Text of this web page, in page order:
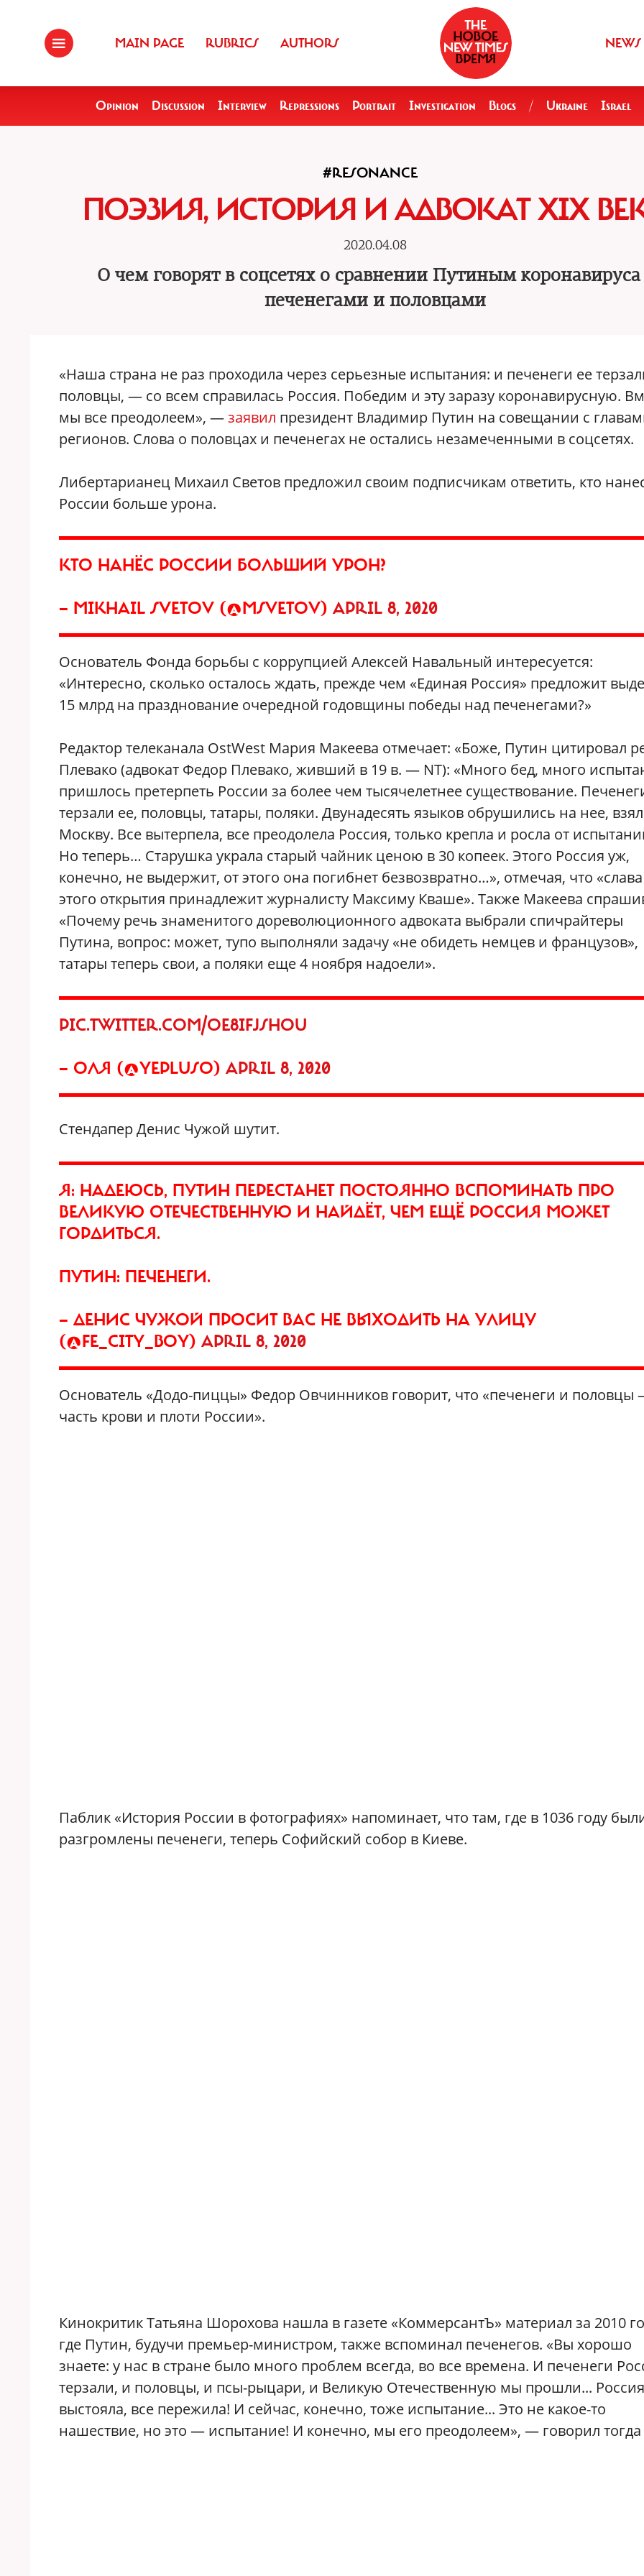
MAIN PAGE RUBRICS AUTHORS NEWS
Opinion Discussion Interview Repressions Portrait Investigation Blogs / Ukraine Israel
#RESONANCE
ПОЭЗИЯ, ИСТОРИЯ И АДВОКАТ XIX
2020.04.08
О чем говорят в соцсетях о сравнении Путиным коронавируса
печенегами и половцами
«Наша страна не раз проходила через серьезные испытания: и печенеги ее
половцы, — со всем справилась Россия. Победим и эту заразу коронавирусную.
мы все преодолеем», —заявил президент Владимир Путин на совещании с
регионов. Слова о половцах и печенегах не остались незамеченными в соцсетях.
Либертарианец Михаил Светов предложил своим подписчикам ответить, кто
России больше урона.
КТО НАНЁС РОССИИ БОЛЬШИЙ УРОН?
— MIKHAIL SVETOV (@MSVETOV) APRIL 8, 2020
Основатель Фонда борьбы с коррупцией Алексей Навальный интересуется:
«Интересно, сколько осталось ждать, прежде чем «Единая Россия» предложит
15 млрд на празднование очередной годовщины победы над печенегами?»
Редактор телеканала OstWest Мария Макеева отмечает: «Боже, Путин цитировал
Плевако (адвокат Федор Плевако, живший в 19 в. — NT): «Много бед, много
пришлось претерпеть России за более чем тысячелетнее существование.
терзали ее, половцы, татары, поляки. Двунадесять языков обрушились на нее,
Москву. Все вытерпела, все преодолела Россия, только крепла и росла от
Но теперь… Старушка украла старый чайник ценою в 30 копеек. Этого Россия уж,
конечно, не выдержит, от этого она погибнет безвозвратно…», отмечая, что «слава
этого открытия принадлежит журналисту Максиму Кваше». Также Макеева
«Почему речь знаменитого дореволюционного адвоката выбрали спичрайтеры
Путина, вопрос: может, тупо выполняли задачу «не обидеть немцев и французов»,
татары теперь свои, а поляки еще 4 ноября надоели».
PIC.TWITTER.COM/OE8IFJSHOU
— ОЛЯ (@YEPLUSO) APRIL 8, 2020
Стендапер Денис Чужой шутит.
Я: НАДЕЮСЬ, ПУТИН ПЕРЕСТАНЕТ ПОСТОЯННО ВСПОМИНАТЬ ПРО
ВЕЛИКУЮ ОТЕЧЕСТВЕННУЮ И НАЙДЁТ, ЧЕМ ЕЩЁ РОССИЯ МОЖЕТ
ГОРДИТЬСЯ.
ПУТИН: ПЕЧЕНЕГИ.
— ДЕНИС ЧУЖОЙ ПРОСИТ ВАС НЕ ВЫХОДИТЬ НА УЛИЦУ
(@FE_CITY_BOY) APRIL 8, 2020
Основатель «Додо-пиццы» Федор Овчинников говорит, что «печенеги и половцы
часть крови и плоти России».
Паблик «История России в фотографиях» напоминает, что там, где в 1036 году
разгромлены печенеги, теперь Софийский собор в Киеве.
Кинокритик Татьяна Шорохова нашла в газете «КоммерсантЪ» материал за 2010
где Путин, будучи премьер-министром, также вспоминал печенегов. «Вы хорошо
знаете: у нас в стране было много проблем всегда, во все времена. И печенеги
терзали, и половцы, и псы-рыцари, и Великую Отечественную мы прошли...
выстояла, все пережила! И сейчас, конечно, тоже испытание... Это не какое-то
нашествие, но это — испытание! И конечно, мы его преодолеем», — говорил